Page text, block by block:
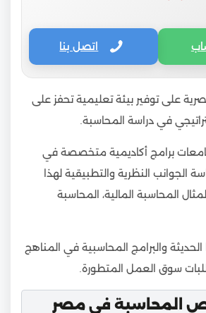
اتصل بنا
على توفير بيئة تعليمية تحفز على
في دراسة المحاسبة.
برامج أكاديمية متخصصة في
الجوانب النظرية والتطبيقية لهذا
المحاسبة المالية، المحاسبة
الحديثة والبرامج المحاسبية في المناهج
سوق العمل المتطورة.
المحاسبة في مصر